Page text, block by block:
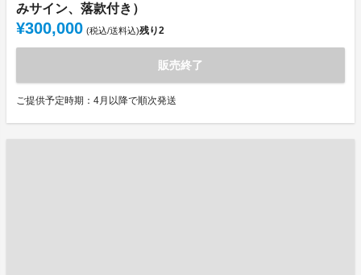
みサイン、落款付き）
¥300,000 (税込/送料込)残り2
販売終了
ご提供予定時期：4月以降で順次発送